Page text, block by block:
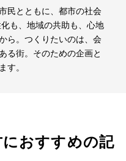
民とともに、都市の社会
も、地域の共助も、心地
ら。つくりたいのは、会
る街。そのための企画と
す。
おすすめの記